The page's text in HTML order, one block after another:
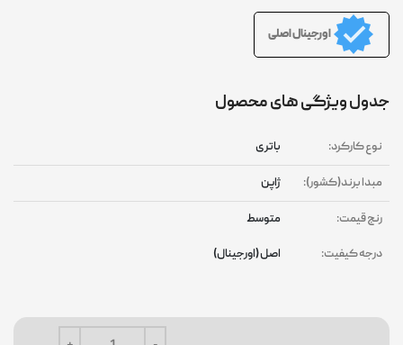
اورجینال اصلی
جدول ویژگی های محصول
نوع کارکرد: باتری
مبدا برند(کشور): ژاپن
رنج قیمت: متوسط
درجه کیفیت: اصل (اورجینال)